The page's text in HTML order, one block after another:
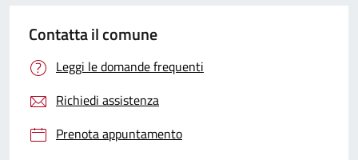
Contatta il comune
Leggi le domande frequenti
Richiedi assistenza
Prenota appuntamento